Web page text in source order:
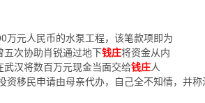
万元人民币的水泵工程，该笔款项即为
次协助肖锐通过地下钱庄将资金从内
汉将数百万元现金当面交给钱庄人
资移民申请由母亲代办，自己全不知情，并